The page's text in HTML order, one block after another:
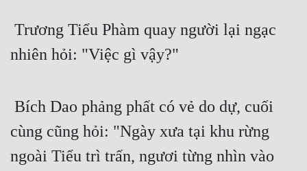
nhiên hỏi: "Việc gì vậy?"
cùng cũng hỏi: "Ngày xưa tại khu rừng
ngoài Tiểu trì trấn, ngươi từng nhìn vào